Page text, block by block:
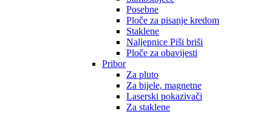
Posebne
Ploče za pisanje kredom
Staklene
Naljepnice Piši briši
Ploče za obavijesti
Pribor
Za pluto
Za bijele, magnetne
Laserski pokazivači
Za staklene